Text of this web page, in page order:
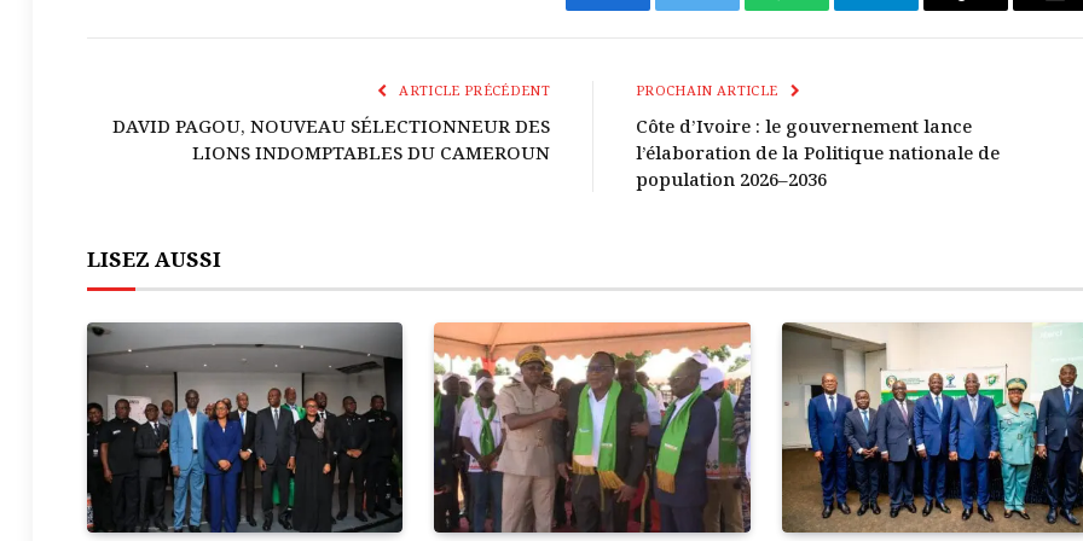
Facebook Twitter WhatsAppTélégrammeCopier
E-
ARTICLE PRÉCÉDENT
DAVID PAGOU, NOUVEAU SÉLECTIONNEUR DES
LIONS INDOMPTABLES DU CAMEROUN
PROCHAIN ARTICLE
Côte d’Ivoire : le gouvernement lance
l’élaboration de la Politique nationale de
population 2026–2036
LISEZ AUSSI